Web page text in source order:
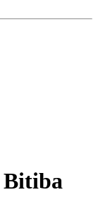
Bitiba